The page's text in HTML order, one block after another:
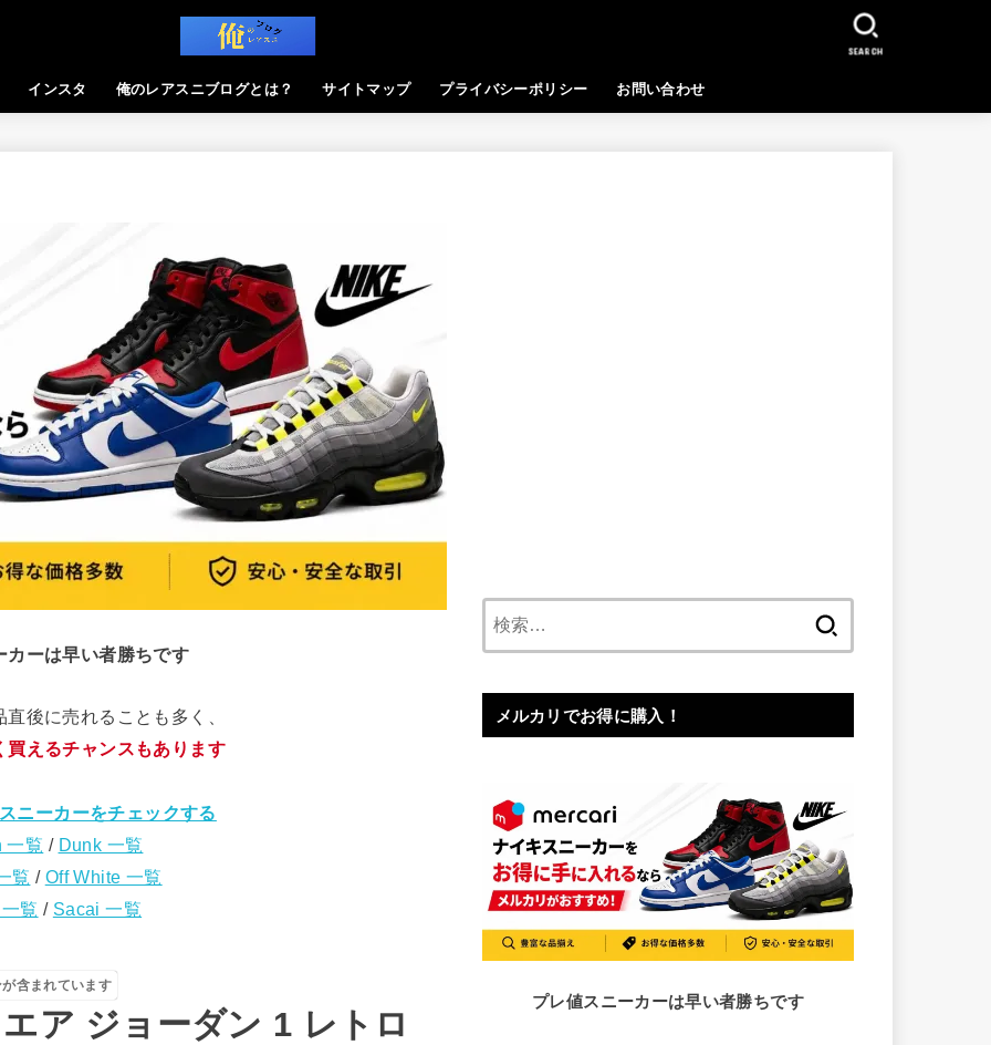
インスタ 俺のレアスニブログとは？ サイトマップ プライバシーポリシー お問い合わせ
SEARCH
カーは早い者勝ちです
後に売れることも多く、
買えるチャンスもあります
ニーカーをチェックする
一覧 / Dunk 一覧
覧 / Off White 一覧
覧 / Sacai 一覧
含まれています
ア ジョーダン 1 レトロ
メルカリでお得に購入！
プレ値スニーカーは早い者勝ちです